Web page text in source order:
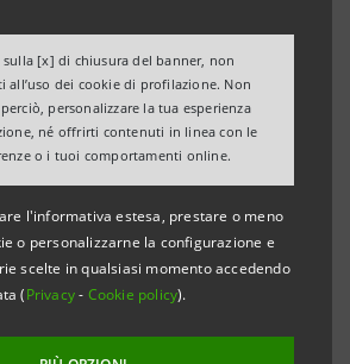
sulla [x] di chiusura del banner, non
all’uso dei cookie di profilazione. Non
personalizzare la tua esperienza
né offrirti contenuti in linea con le
o i tuoi comportamenti online.
l'informativa estesa, prestare o meno
o personalizzarne la configurazione e
scelte in qualsiasi momento accedendo
(Privacy- Cookie policy).
1,1 MLD DI EURO
2008– Intesa Sanpaolo
26 settembre 2008 si è concluso
dell’emissione obbligazionaria
Tier II destinata al mercato
il 27 agosto scorso, con
ammontare nominale pari a